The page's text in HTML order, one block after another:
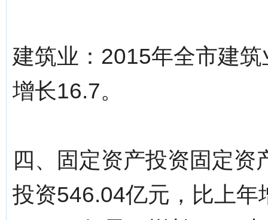
建筑业：2015年全市建
增长16.7。
四、固定资产投资固定
投资546.04亿元，比上